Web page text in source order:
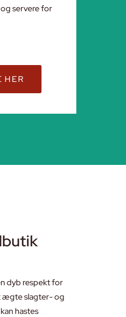
servere for
HER
dyb respekt for
ægte slagter- og
hastes